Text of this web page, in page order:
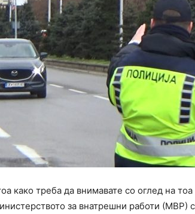
како треба да внимавате со оглед на
за внатрешни работи (МВР)